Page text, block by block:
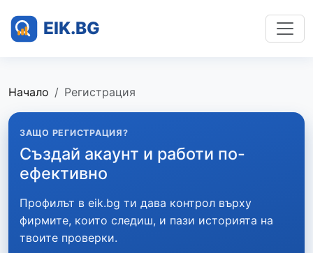
Начало Регистрация
ЗАЩО РЕГИСТРАЦИЯ?
Създай акаунт и работи по-
ефективно
Профилът в eik.bg ти дава контрол върху
фирмите, които следиш, и пази историята на
твоите проверки.